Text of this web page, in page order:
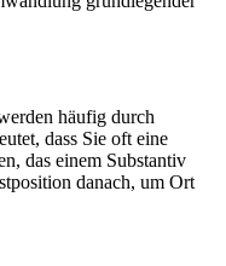
häufig durch
dass Sie oft eine
das einem Substantiv
danach, um Ort